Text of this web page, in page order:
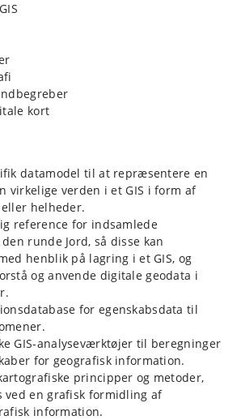
kort
datamodel til at repræsentere en
virkelige verden i et GIS i form af
helheder.
reference for indsamlede
runde Jord, så disse kan
henblik på lagring i et GIS, og
og anvende digitale geodata i
for egenskabsdata til
GIS-analyseværktøjer til beregninger
for geografisk information.
principper og metoder,
ved en grafisk formidling af
information.